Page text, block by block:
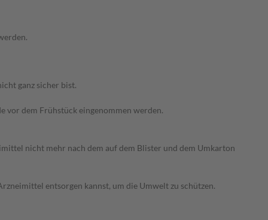
ganz sicher bist.
vor dem Frühstück eingenommen werden.
nicht mehr nach dem auf dem Blister und dem Umkarton
entsorgen kannst, um die Umwelt zu schützen.